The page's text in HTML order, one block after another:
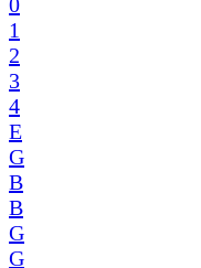
1
2
3
4
E
G
B
B
G
G